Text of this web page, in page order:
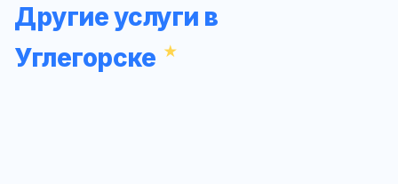
Другие услуги в
Углегорске